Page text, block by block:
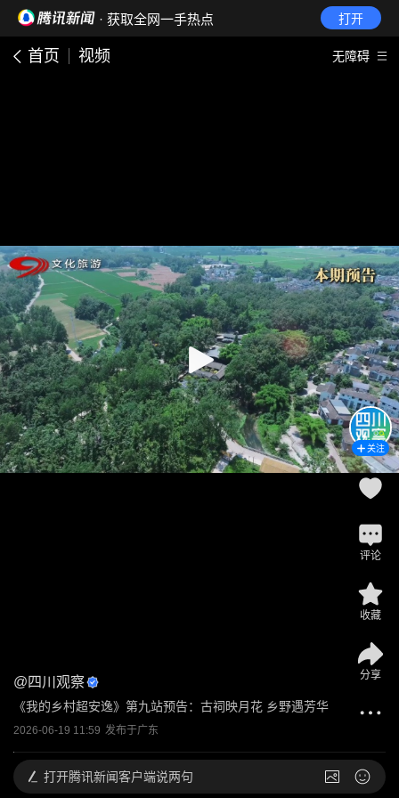
· 获取全网一手热点 打开
首页 视频 无障碍
@四川观察
《我的乡村超安逸》第九站预告：古祠映月花 乡野遇芳华
2026-06-19 11:59 发布于广东
关注
评论
收藏
分享
打开腾讯新闻客户端说两句